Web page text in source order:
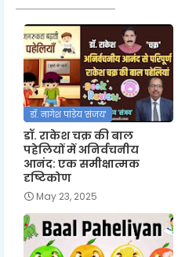
डॉ. नागेश पांडेय 'संजय'
डॉ. राकेश चक्र की बाल
पहेलियों में अनिर्वचनीय
आनंद: एक समीक्षात्मक
दृष्टिकोण
May 23, 2025